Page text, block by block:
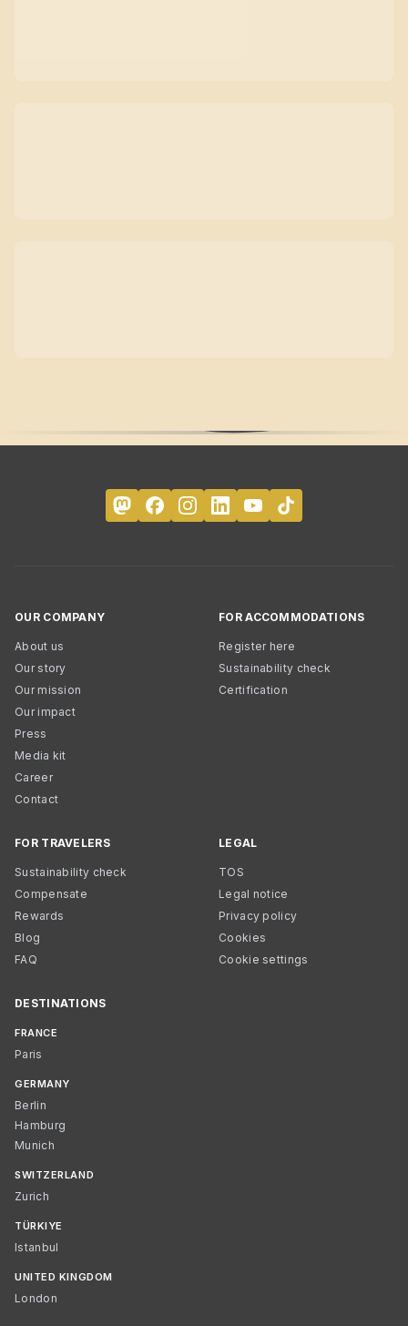
OUR COMPANY
About us
Our story
Our mission
Our impact
Press
Media kit
Career
Contact
FOR ACCOMMODATIONS
Register here
Sustainability check
Certification
FOR TRAVELERS
Sustainability check
Compensate
Rewards
Blog
FAQ
LEGAL
TOS
Legal notice
Privacy policy
Cookies
Cookie settings
DESTINATIONS
FRANCE
Paris
GERMANY
Berlin
Hamburg
Munich
SWITZERLAND
Zurich
TÜRKIYE
Istanbul
UNITED KINGDOM
London